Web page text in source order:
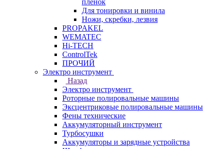
пленок
Для тонировки и винила
Ножи, скребки, лезвия
PROPAKEL
WEMATEC
Hi-TECH
ControlTek
ПРОЧИЙ
Электро инструмент
Назад
Электро инструмент
Роторные полировальные машины
Эксцентриковые полировальные машины
Фены технические
Аккумуляторный инструмент
Турбосушки
Аккумуляторы и зарядные устройства